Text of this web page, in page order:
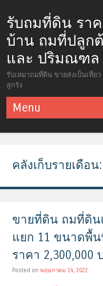
รับถมที่ดิน รา
บ้าน ถมที่ปลูก
และ ปริมณฑล
รับเหมาถมที่ดิน ขายส่งเป็นเที่
ลูกรัง
Menu
คลังเก็บรายเดือน:
ขายที่ดิน ถมที่ดิน
แยก 11 ขนาดพื้น
ราคา 2,300,000
Posted on พฤษภาคม 14, 2022